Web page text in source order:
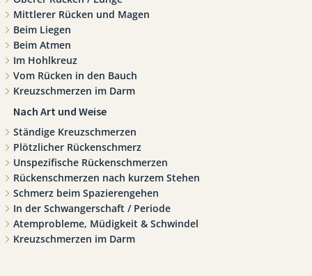
Mittlerer Rücken und Magen
Beim Liegen
Beim Atmen
Im Hohlkreuz
Vom Rücken in den Bauch
Kreuzschmerzen im Darm
Nach Art und Weise
Ständige Kreuzschmerzen
Plötzlicher Rückenschmerz
Unspezifische Rückenschmerzen
Rückenschmerzen nach kurzem Stehen
Schmerz beim Spazierengehen
In der Schwangerschaft / Periode
Atemprobleme, Müdigkeit & Schwindel
Kreuzschmerzen im Darm